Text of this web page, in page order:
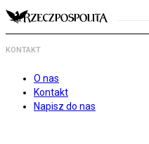
KONTAKT
O nas
Kontakt
Napisz do nas